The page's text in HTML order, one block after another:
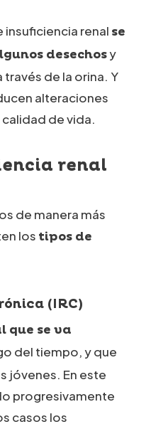
insuficiencia renal se
desechosy
de la orina. Y
alteraciones
de vida.
renal
de manera más
los tipos de
(IRC)
que se va
del tiempo, y que
jóvenes. En este
progresivamente
casos los